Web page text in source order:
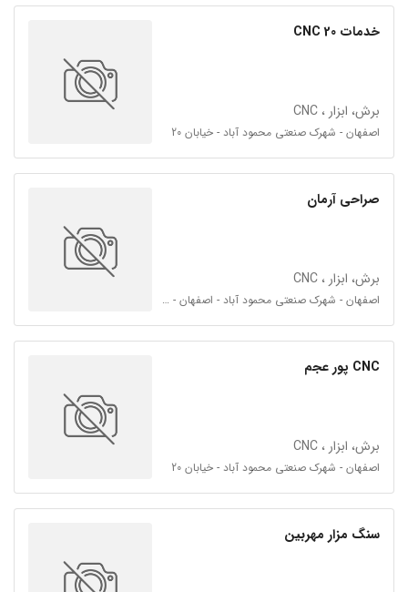
خدمات 20 CNC
برش، ابزار ، CNC
اصفهان - شهرک صنعتی محمود آباد - خیابان 20
صراحی آرمان
برش، ابزار ، CNC
اصفهان - شهرک صنعتی محمود آباد - اصفهان - خیابان 20
CNC پور عجم
برش، ابزار ، CNC
اصفهان - شهرک صنعتی محمود آباد - خیابان 20
سنگ مزار مهربین